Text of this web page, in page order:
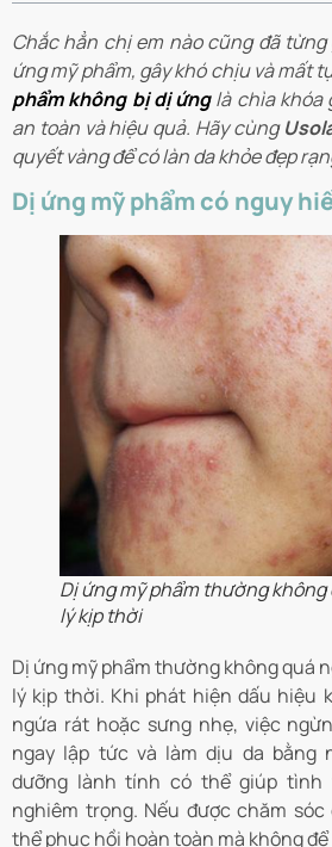
Chắc hẳn chị em nào cũng đã
ứng mỹ phẩm, gây khó chịu và mất
phẩm không bị dị ứnglà chìa khóa
an toàn và hiệu quả. Hãy cùng
quyết vàng để có làn da khỏe đẹp
Dị ứng mỹ phẩm có nguy
Dị ứng mỹ phẩm thường
lý kịp thời
Dị ứng mỹ phẩm thường không quá
lý kịp thời. Khi phát hiện dấu hiệu
ngứa rát hoặc sưng nhẹ, việc
ngay lập tức và làm dịu da bằng
dưỡng lành tính có thể giúp tình
nghiêm trọng. Nếu được chăm
thể phục hồi hoàn toàn mà không